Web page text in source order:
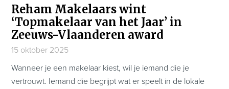
Reham Makelaars wint
‘Topmakelaar van het Jaar’ in
Zeeuws-Vlaanderen award
15 oktober 2025
Wanneer je een makelaar kiest, wil je iemand die je
vertrouwt. Iemand die begrijpt wat er speelt in de lokale